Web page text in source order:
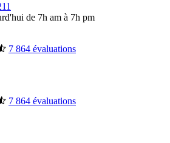
de 7h am à 7h pm
7 864 évaluations
7 864 évaluations